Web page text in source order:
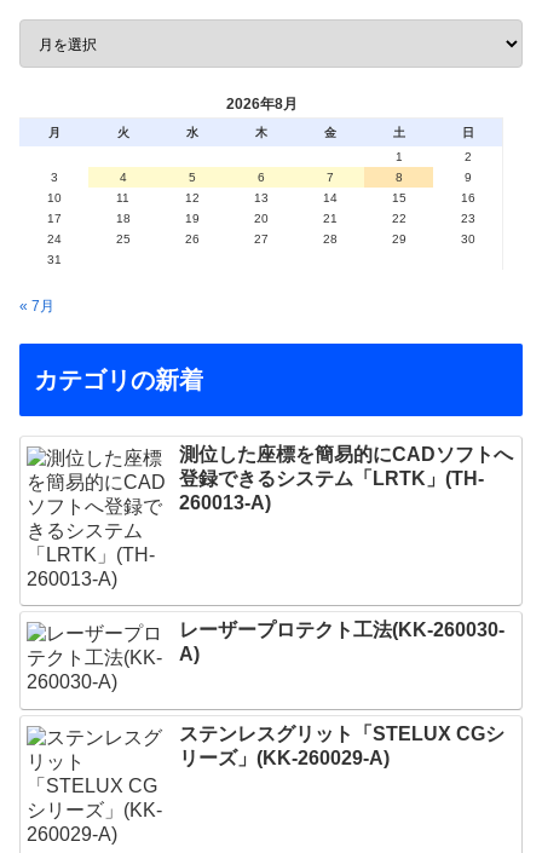
2026年8月
月 火 水 木 金 土
日
1
2
3
4 5 6 7 8
9
10
11 12 13 14 15
16
17
18 19 20 21 22
23
24
25 26 27 28 29
30
31
« 7月
カテゴリの新着
測位した座標を簡易的にCADソフトへ
登録できるシステム「LRTK」(TH-
260013-A)
レーザープロテクト⼯法(KK-260030-
A)
ステンレスグリット「STELUX CGシ
リーズ」(KK-260029-A)